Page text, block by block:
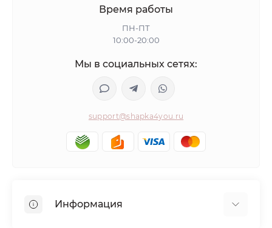
Время работы
ПН-ПТ
10:00-20:00
Мы в социальных сетях:
support@shapka4you.ru
Информация